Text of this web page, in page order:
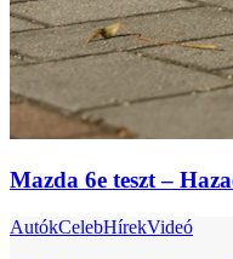
Mazda 6e teszt –
AutókCelebHírekVideó